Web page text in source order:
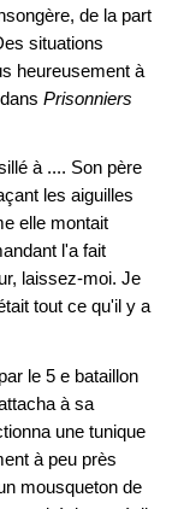
de la part
situations
heureusement à
Prisonniers
à .... Son père
les aiguilles
elle montait
l'a fait
laissez-moi. Je
tout ce qu'il y a
le 5 e bataillon
à sa
une tunique
à peu près
mousqueton de